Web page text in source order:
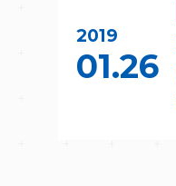
2019
01.26